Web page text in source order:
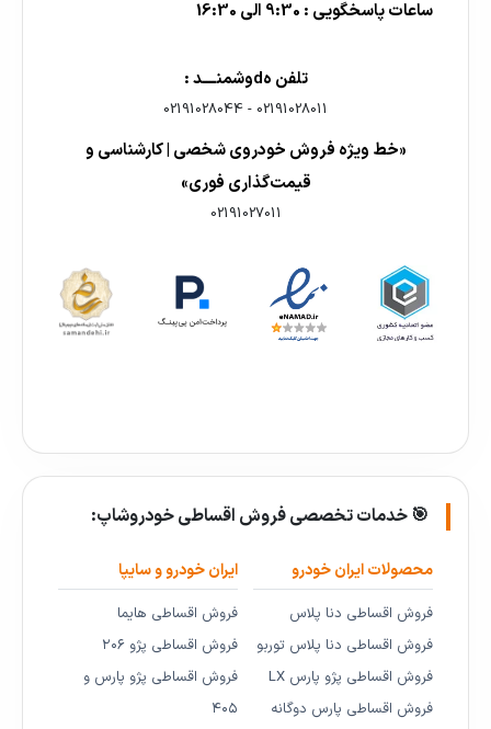
ساعات پاسخگویی : 9:30 الی 16:30
تلفن هdوشمنــــد :
02191028011
-
02191028044
«خط ویژه فروش خودروی شخصی | کارشناسی و
قیمت‌گذاری فوری»
02191027011
🎯 خدمات تخصصی فروش اقساطی خودروشاپ:
محصولات ایران خودرو
فروش اقساطی دنا پلاس
فروش اقساطی دنا پلاس توربو
فروش اقساطی پژو پارس LX
فروش اقساطی پارس دوگانه
ایران خودرو و سایپا
فروش اقساطی هایما
فروش اقساطی پژو ۲۰۶
فروش اقساطی پژو پارس و
۴۰۵